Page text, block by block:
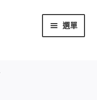
選單